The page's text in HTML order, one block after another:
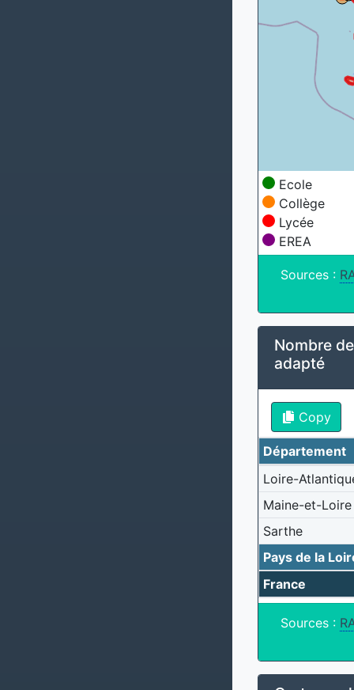
Ecole
Collège
Lycée
EREA
Sources :
Nombre
adapté
Copy
Département
Loire-
Maine-et-Loire
Sarthe
Pays de la
France
Sources :